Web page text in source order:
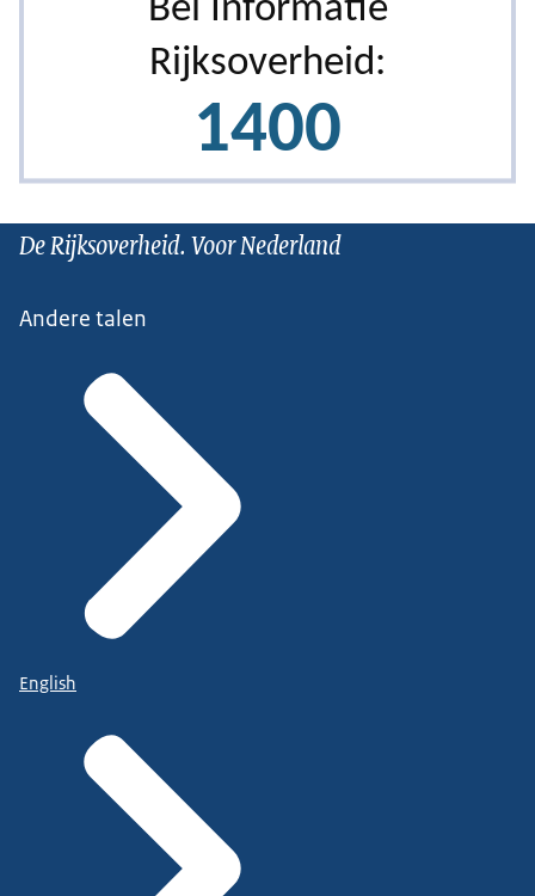
De Rijksoverheid. Voor Nederland
Andere talen
English